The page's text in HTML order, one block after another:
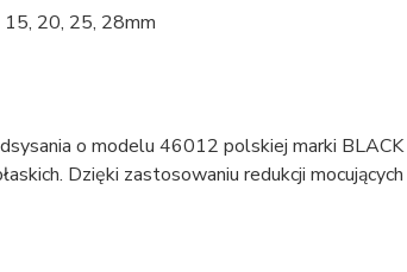
15, 20, 25, 28mm
o modelu 46012 polskiej marki
Dzięki zastosowaniu redukcji